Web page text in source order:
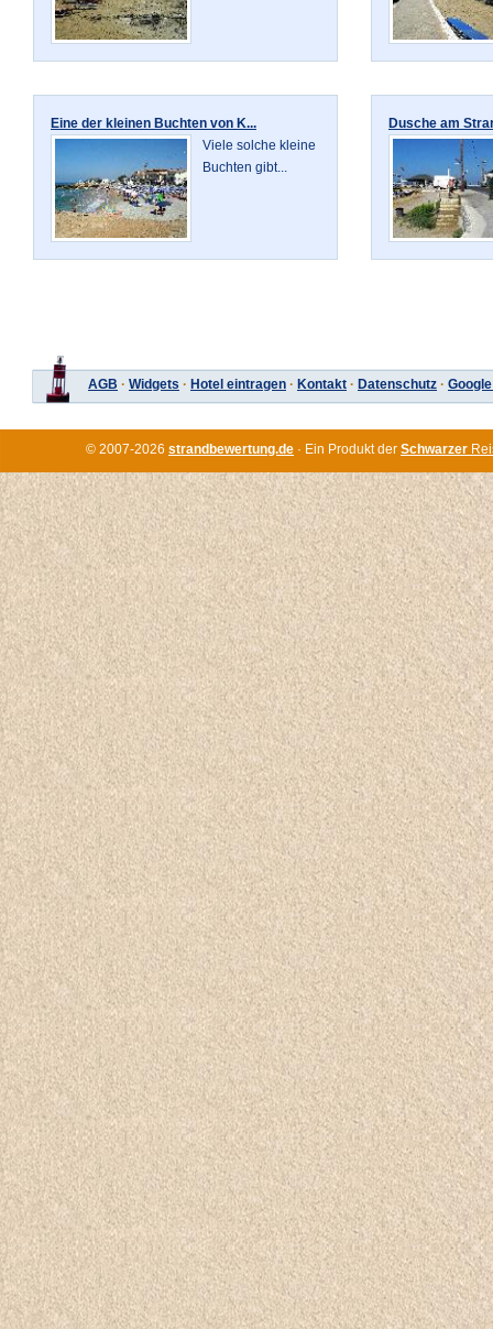
Eine der kleinen Buchten von K...
Viele solche kleine
Buchten gibt...
Dusche am
AGB · Widgets · Hotel eintragen · Kontakt · Datenschutz ·
© 2007-2026 strandbewertung.de · Ein Produkt der Schwarzer